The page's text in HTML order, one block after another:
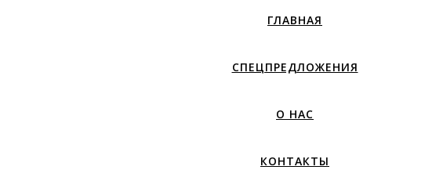
ГЛАВНАЯ
СПЕЦПРЕДЛОЖЕНИЯ
О НАС
КОНТАКТЫ